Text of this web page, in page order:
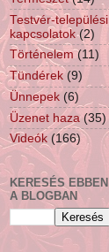
Testvér-települési
kapcsolatok (2)
Történelem (11)
Tündérek (9)
Ünnepek (6)
Üzenet haza (35)
Videók (166)
KERESÉS EBBEN
A BLOGBAN